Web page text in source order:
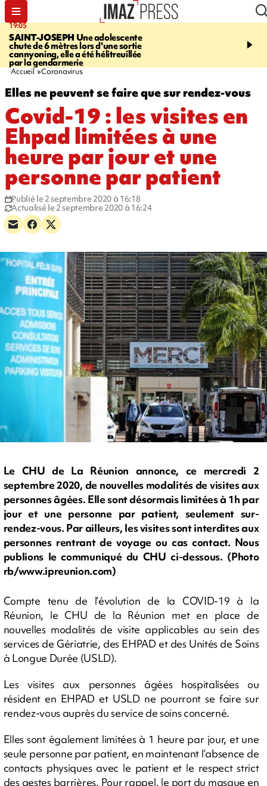
19:05
SAINT-JOSEPH Une adolescente
chute de 6 mètres lors d'une sortie
cannyoning, elle a été hélitreuillée
par la gendarmerie
20:44
rouée de coups,
Accueil Coronavirus
Elles ne peuvent se faire que sur rendez-vous
Covid-19 : les visites en
Ehpad limitées à une
heure par jour et une
personne par patient
Publié le 2 septembre 2020 à 16:18
Actualisé le 2 septembre 2020 à 16:24
Le CHU de La Réunion annonce, ce mercredi 2
septembre 2020, de nouvelles modalités de visites aux
personnes âgées. Elle sont désormais limitées à 1h par
jour et une personne par patient, seulement sur-
rendez-vous. Par ailleurs, les visites sont interdites aux
personnes rentrant de voyage ou cas contact. Nous
publions le communiqué du CHU ci-dessous. (Photo
rb/www.ipreunion.com)
Compte tenu de l’évolution de la COVID-19 à la
Réunion, le CHU de la Réunion met en place de
nouvelles modalités de visite applicables au sein des
services de Gériatrie, des EHPAD et des Unités de Soins
à Longue Durée (USLD).
Les visites aux personnes âgées hospitalisées ou
résident en EHPAD et USLD ne pourront se faire sur
rendez-vous auprès du service de soins concerné.
Elles sont également limitées à 1 heure par jour, et une
seule personne par patient, en maintenant l’absence de
contacts physiques avec le patient et le respect strict
des gestes barrières. Pour rappel, le port du masque en